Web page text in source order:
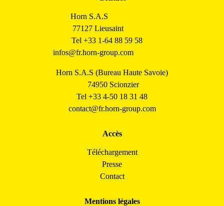
Horn S.A.S
77127 Lieusaint
Tel +33 1-64 88 59 58
infos@fr.horn-group.com
Horn S.A.S (Bureau Haute Savoie)
74950 Scionzier
Tel +33 4-50 18 31 48
contact@fr.horn-group.com
Accès
Téléchargement
Presse
Contact
Mentions légales